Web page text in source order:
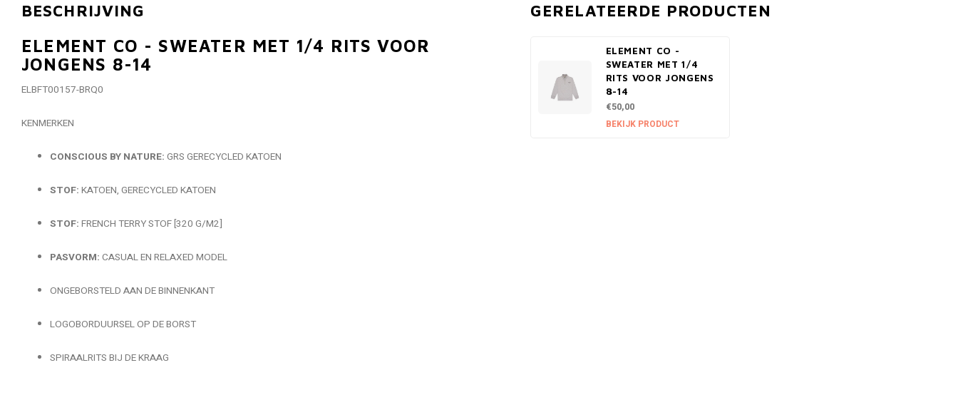
BESCHRIJVING
ELEMENT CO - SWEATER MET 1/4 RITS VOOR
JONGENS 8-14
ELBFT00157-BRQ0
KENMERKEN
CONSCIOUS BY NATURE: GRS GERECYCLED KATOEN
STOF: KATOEN, GERECYCLED KATOEN
STOF: FRENCH TERRY STOF [320 G/M2]
PASVORM: CASUAL EN RELAXED MODEL
ONGEBORSTELD AAN DE BINNENKANT
LOGOBORDUURSEL OP DE BORST
SPIRAALRITS BIJ DE KRAAG
GERELATEERDE PRODUCTEN
ELEMENT CO -
SWEATER MET 1/4
RITS VOOR JONGENS
8-14
€50,00
BEKIJK PRODUCT